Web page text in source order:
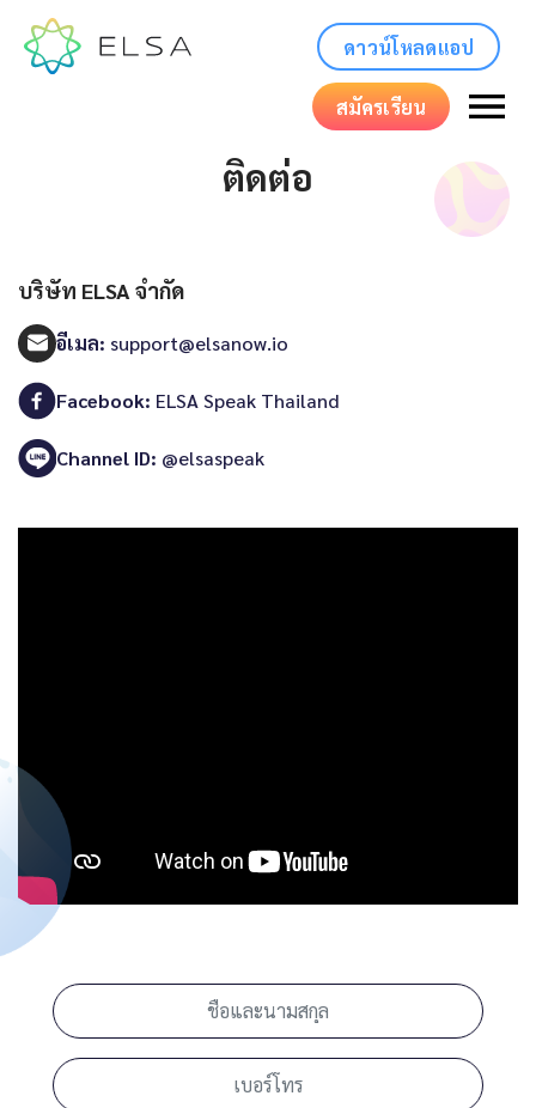
ดาวน์โหลดแอป
สมัครเรียน
ติดต่อ
บริษัท ELSA จำกัด
อีเมล: support@elsanow.io
Facebook: ELSA Speak Thailand
Channel ID: @elsaspeak